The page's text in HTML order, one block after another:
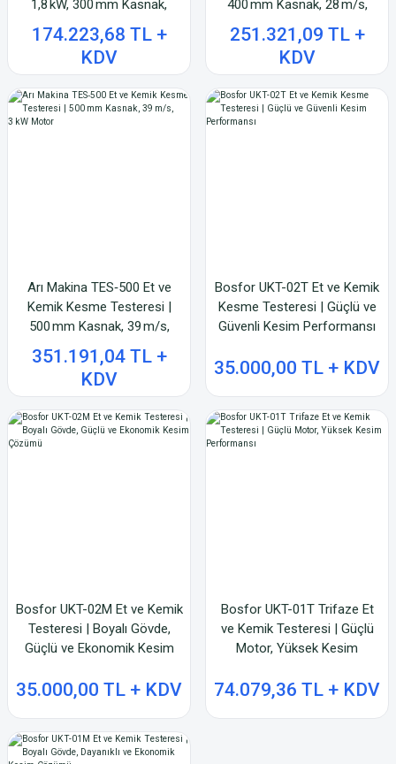
1,8 kW, 300 mm Kasnak,
22 m/s Hız
174.223,68 TL +
KDV
400 mm Kasnak, 28 m/s,
2,2 kW Motor
251.321,09 TL +
KDV
Arı Makina TES‑500 Et ve
Kemik Kesme Testeresi |
500 mm Kasnak, 39 m/s,
3 kW Motor
351.191,04 TL +
KDV
Bosfor UKT-02T Et ve Kemik
Kesme Testeresi | Güçlü ve
Güvenli Kesim Performansı
35.000,00 TL + KDV
Bosfor UKT-02M Et ve Kemik
Testeresi | Boyalı Gövde,
Güçlü ve Ekonomik Kesim
35.000,00 TL + KDV
Bosfor UKT-01T Trifaze Et
ve Kemik Testeresi | Güçlü
Motor, Yüksek Kesim
74.079,36 TL + KDV